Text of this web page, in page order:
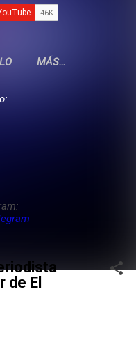
MÁS…
de El